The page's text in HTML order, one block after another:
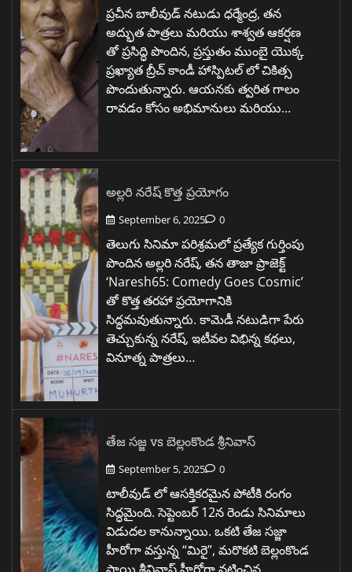
ప్రచీన బాలీవుడ్ నటుడు ధర్మేంద్ర, తన
అద్భుత పాత్రలు మరియు శాశ్వత ఆకర్షణ
తో ప్రసిద్ధి పొందిన, ప్రస్తుతం ముంబై యొక్క
ప్రఖ్యాత బ్రీచ్ కాండీ హాస్పిటల్ లో చికిత్స
పొందుతున్నారు. ఆయనకు త్వరిత గాలం
రావడం కోసం అభిమానులు మరియు…
అల్లరి నరేష్ కొత్త ప్రయోగం
September 6, 2025 0
తెలుగు సినిమా పరిశ్రమలో ప్రత్యేక గుర్తింపు
పొందిన అల్లరి నరేష్, తన తాజా ప్రాజెక్ట్
‘Naresh65: Comedy Goes Cosmic’
తో కొత్త తరహా ప్రయోగానికి
సిద్ధమవుతున్నారు. కామెడీ నటుడిగా పేరు
తెచ్చుకున్న నరేష్, ఇటీవల విభిన్న కథలు,
వినూత్న పాత్రలు…
తేజ సజ్జ vs బెల్లంకొండ శ్రీనివాస్
September 5, 2025 0
టాలీవుడ్ లో ఆసక్తికరమైన పోటీకి రంగం
సిద్ధమైంది. సెప్టెంబర్ 12న రెండు సినిమాలు
విడుదల కానున్నాయి. ఒకటి తేజ సజ్జా
హీరోగా వస్తున్న “మిరై”, మరొకటి బెల్లంకొండ